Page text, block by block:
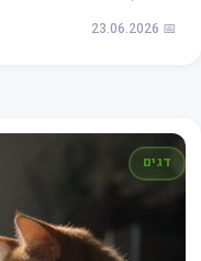
📅 23.06.2026
דגים